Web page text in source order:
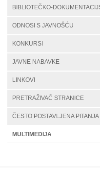
BIBLIOTEČKO-
ODNOSI S JAVNOŠĆU
KONKURSI
JAVNE NABAVKE
LINKOVI
PRETRAŽIVAČ STRANICE
ČESTO POSTAVLJENA PITANJA
MULTIMEDIJA